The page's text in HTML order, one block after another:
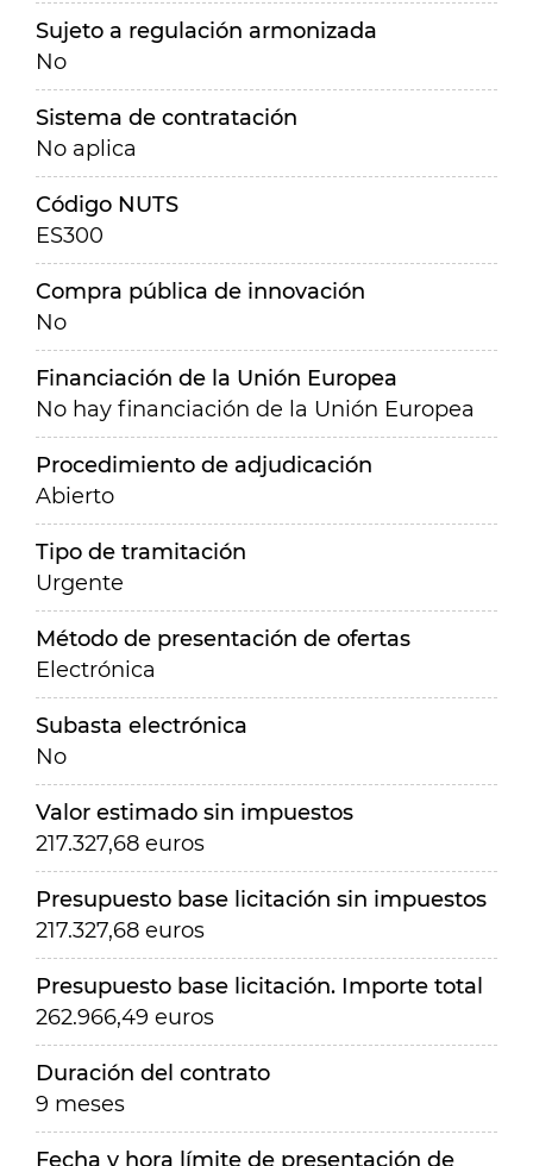
Sujeto a regulación armonizada
No
Sistema de contratación
No aplica
Código NUTS
ES300
Compra pública de innovación
No
Financiación de la Unión Europea
No hay financiación de la Unión Europea
Procedimiento de adjudicación
Abierto
Tipo de tramitación
Urgente
Método de presentación de ofertas
Electrónica
Subasta electrónica
No
Valor estimado sin impuestos
217.327,68 euros
Presupuesto base licitación sin impuestos
217.327,68 euros
Presupuesto base licitación. Importe total
262.966,49 euros
Duración del contrato
9 meses
Fecha y hora límite de presentación de